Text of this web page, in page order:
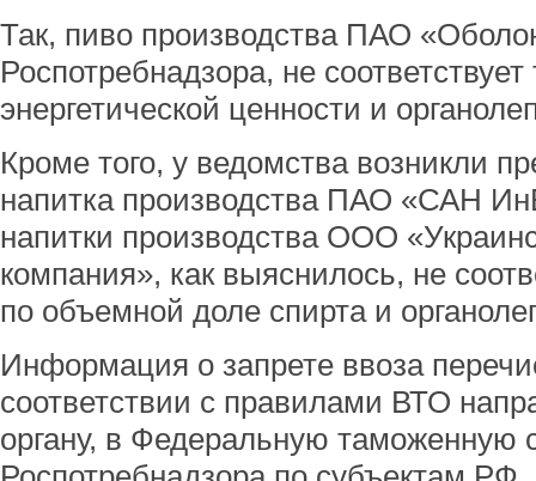
Так, пиво производства ПАО
Роспотребнадзора, не
энергетической ценности и
Кроме того, у ведомства возникли
напитка производства ПАО «САН
напитки производства ООО
компания», как выяснилось, не
по объемной доле спирта и
Информация о запрете ввоза
соответствии с правилами ВТО
органу, в Федеральную таможенную